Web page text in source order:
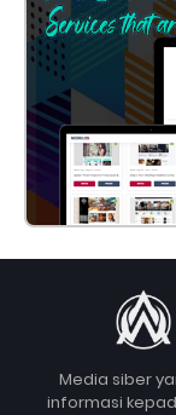
Media siber
informasi